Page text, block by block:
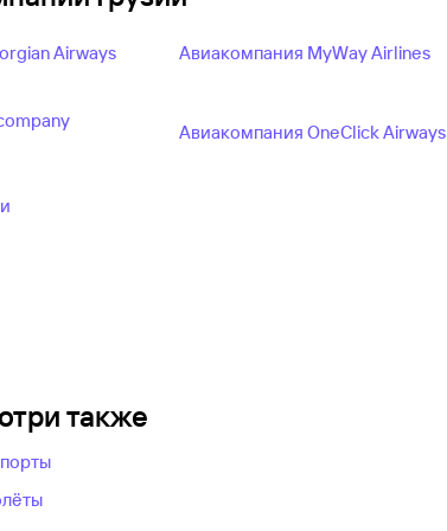
Airways Авиакомпания MyWay Airlines
Авиакомпания OneClick Airways
также